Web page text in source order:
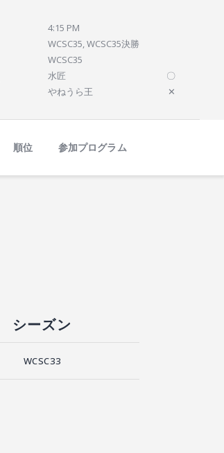
4:15 PM
WCSC35, WCSC35決勝
WCSC35
水匠
〇
やねうら王
✕
順位 参加プログラム
シーズン
WCSC33